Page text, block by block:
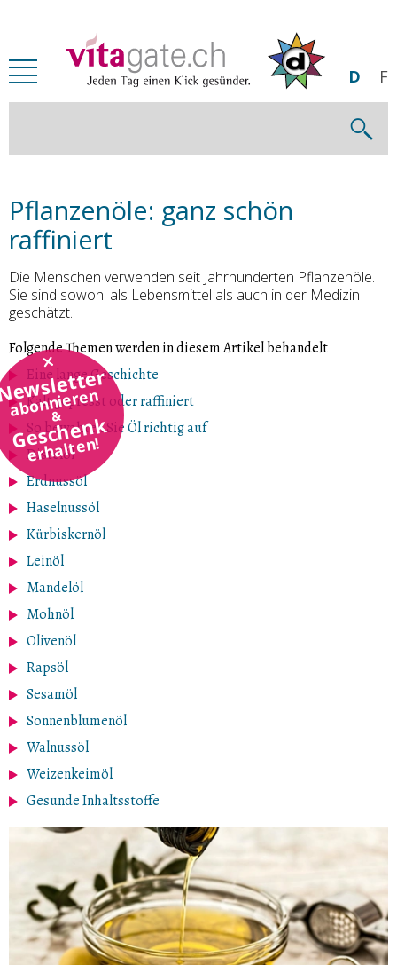
abonnieren
&
Geschenk
erhalten!
D F
Pflanzenöle: ganz schön
raffiniert
Die Menschen verwenden seit Jahrhunderten Pflanzenöle.
Sie sind sowohl als Lebensmittel als auch in der Medizin
geschätzt.
Folgende Themen werden in diesem Artikel behandelt
Eine lange Geschichte
Kalt gepresst oder raffiniert
So bewahren Sie Öl richtig auf
Distelöl
Erdnussöl
Haselnussöl
Kürbiskernöl
Leinöl
Mandelöl
Mohnöl
Olivenöl
Rapsöl
Sesamöl
Sonnenblumenöl
Walnussöl
Weizenkeimöl
Gesunde Inhaltsstoffe